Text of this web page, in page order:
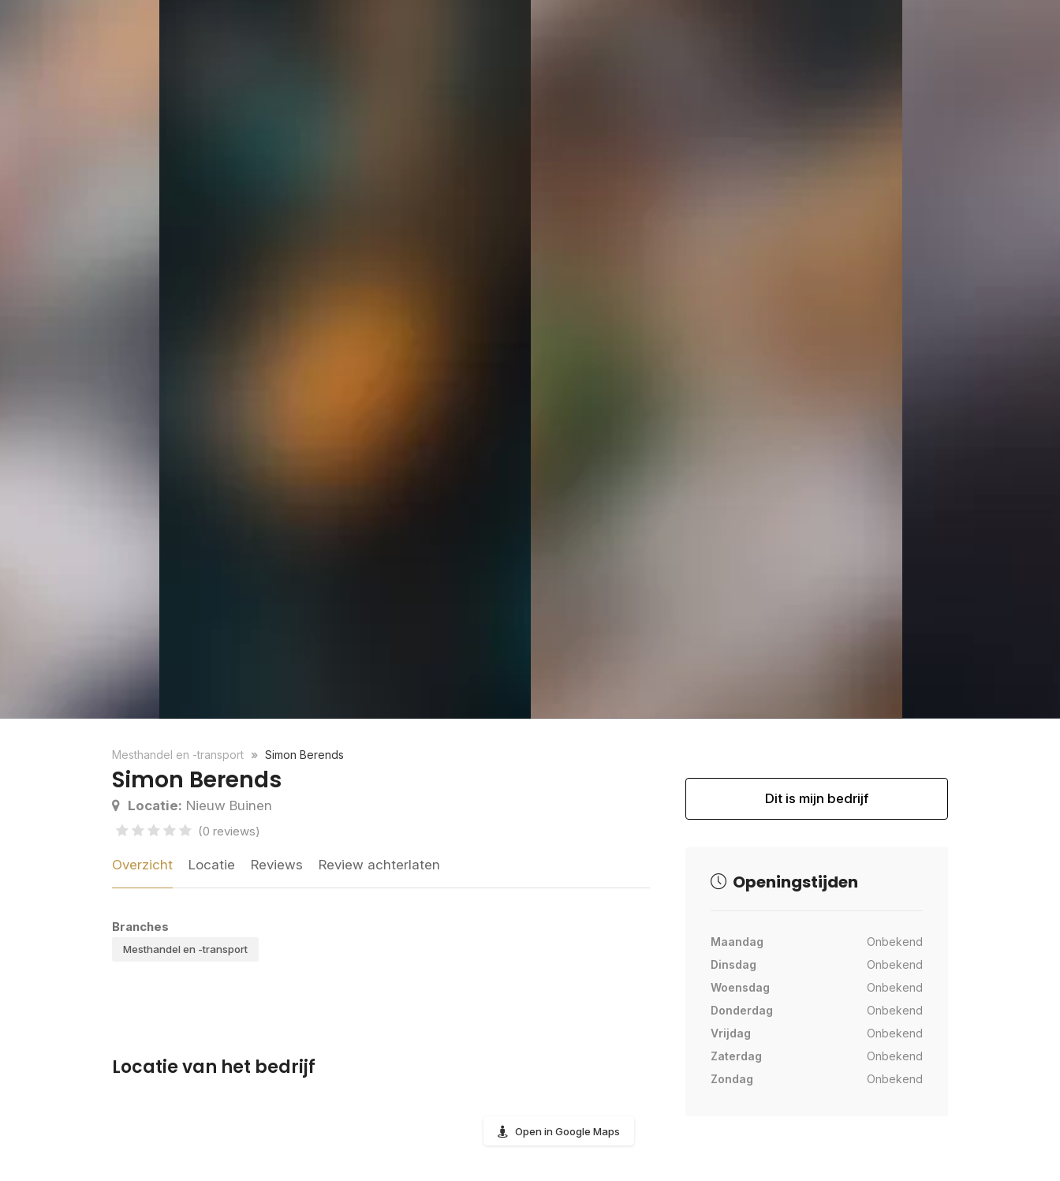
Mesthandel en -transport Simon Berends
Simon Berends
Locatie: Nieuw Buinen
(0 reviews)
Overzicht Locatie Reviews Review achterlaten
Branches
Mesthandel en -transport
Locatie van het bedrijf
Open in Google Maps
Dit is mijn bedrijf
Openingstijden
Maandag
Onbekend
Dinsdag
Onbekend
Woensdag
Onbekend
Donderdag
Onbekend
Vrijdag
Onbekend
Zaterdag
Onbekend
Zondag
Onbekend